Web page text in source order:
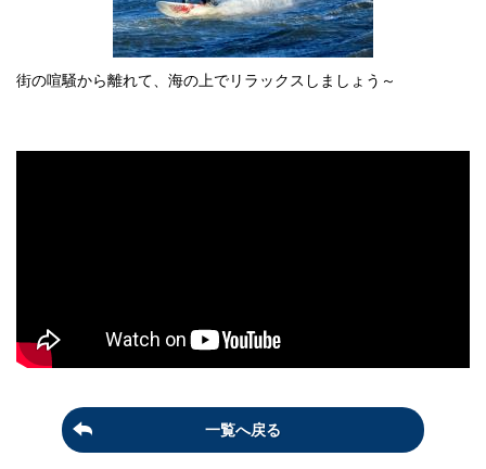
街の喧騒から離れて、海の上でリラックスしましょう～
一覧へ戻る